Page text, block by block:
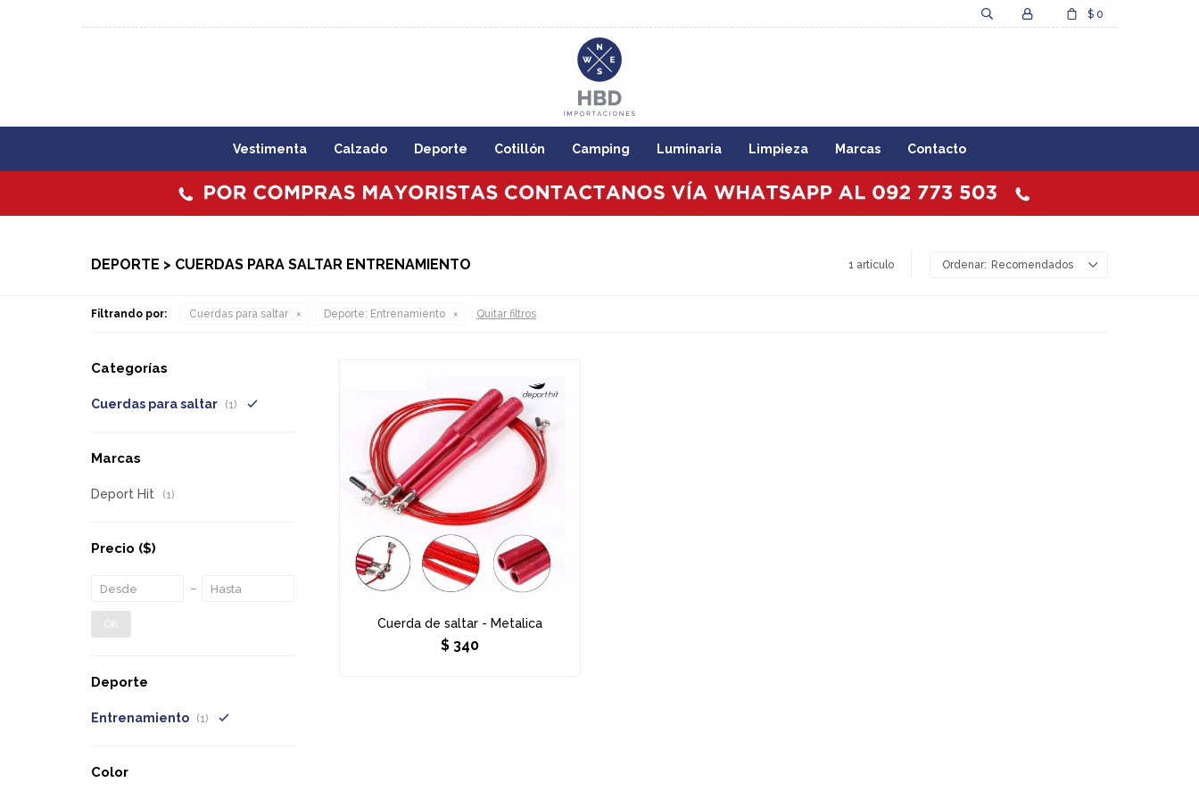
Vestimenta Calzado Deporte Cotillón Camping Luminaria Limpieza Marcas Contacto
$ 0
DEPORTE > CUERDAS PARA SALTAR ENTRENAMIENTO 1 artículo Recomendados
Filtrando por: Cuerdas para saltar Deporte: Entrenamiento Quitar filtros
Cuerda de saltar - Metalica
$ 340
Categorías
Cuerdas para saltar (1)
Marcas
Deport Hit (1)
Precio ($)
OK
Deporte
Entrenamiento (1)
Color